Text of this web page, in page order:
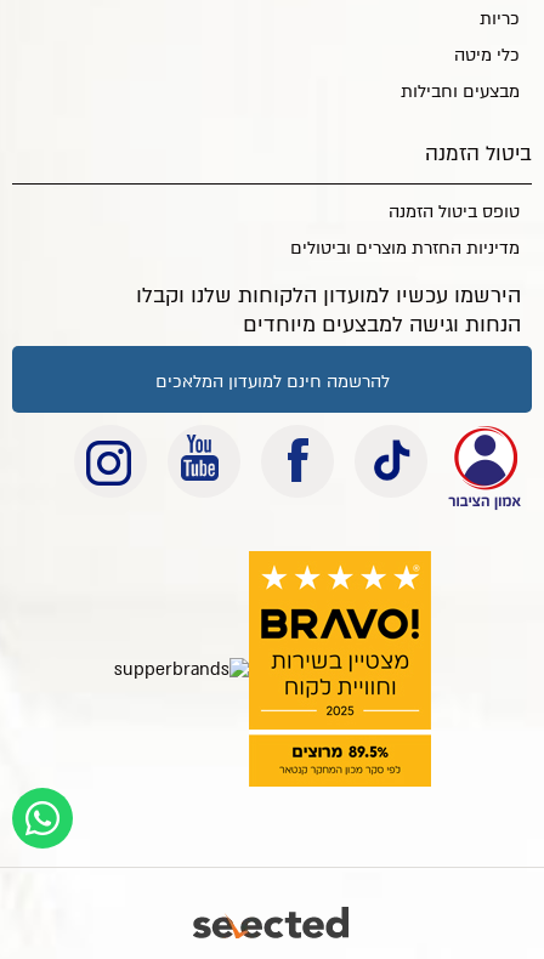
כריות
כלי מיטה
מבצעים וחבילות
ביטול הזמנה
טופס ביטול הזמנה
מדיניות החזרת מוצרים וביטולים
הירשמו עכשיו למועדון הלקוחות שלנו וקבלו
הנחות וגישה למבצעים מיוחדים
להרשמה חינם למועדון המלאכים